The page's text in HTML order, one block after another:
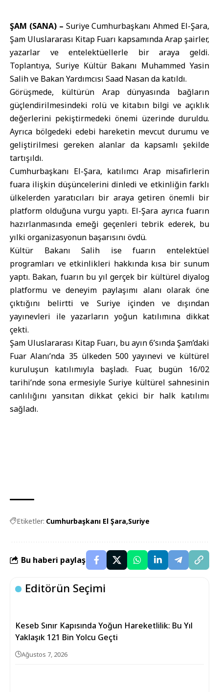
ŞAM (SANA) – Suriye Cumhurbaşkanı Ahmed El-Şara,
Şam Uluslararası Kitap Fuarı kapsamında Arap şairler,
yazarlar ve entelektüellerle bir araya geldi.
Toplantıya, Suriye Kültür Bakanı Muhammed Yasin
Salih ve Bakan Yardımcısı Saad Nasan da katıldı.
Görüşmede, kültürün Arap dünyasında bağların
güçlendirilmesindeki rolü ve kitabın bilgi ve açıklık
değerlerini pekiştirmedeki önemi üzerinde duruldu.
Ayrıca bölgedeki edebi hareketin mevcut durumu ve
geliştirilmesi gereken alanlar da kapsamlı şekilde
tartışıldı.
Cumhurbaşkanı El-Şara, katılımcı Arap misafirlerin
fuara ilişkin düşüncelerini dinledi ve etkinliğin farklı
ülkelerden yaratıcıları bir araya getiren önemli bir
platform olduğuna vurgu yaptı. El-Şara ayrıca fuarın
hazırlanmasında emeği geçenleri tebrik ederek, bu
yılki organizasyonun başarısını övdü.
Kültür Bakanı Salih ise fuarın entelektüel
programları ve etkinlikleri hakkında kısa bir sunum
yaptı. Bakan, fuarın bu yıl gerçek bir kültürel diyalog
platformu ve deneyim paylaşımı alanı olarak öne
çıktığını belirtti ve Suriye içinden ve dışından
yayınevleri ile yazarların yoğun katılımına dikkat
çekti.
Şam Uluslararası Kitap Fuarı, bu ayın 6’sında Şam’daki
Fuar Alanı’nda 35 ülkeden 500 yayınevi ve kültürel
kuruluşun katılımıyla başladı. Fuar, bugün 16/02
tarihi’nde sona ermesiyle Suriye kültürel sahnesinin
canlılığını yansıtan dikkat çekici bir halk katılımı
sağladı.
Etiketler: Cumhurbaşkanı El Şara Suriye
Bu haberi paylaş
Editörün Seçimi
Keseb Sınır Kapısında Yoğun Hareketlilik: Bu Yıl
Yaklaşık 121 Bin Yolcu Geçti
Ağustos 7, 2026